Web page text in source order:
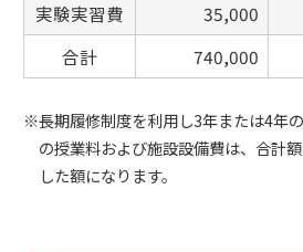
実験実習費
35,000
合計
740,000
※長期履修制度を利用し3年または4年
の授業料および施設設備費は、合計
した額になります。